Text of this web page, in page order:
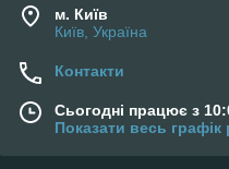
на карту ПриватБанка )
компанией по качеству
№6 Рейтинг за відгуками
№7 Офіційна гарантія
м. Київ
Київ, Україна
Контакти
Сьогодні працює з
Показати весь графік